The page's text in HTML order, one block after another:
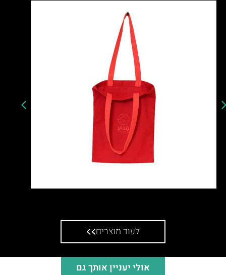
לעוד מוצרים
אולי יעניין אותך גם